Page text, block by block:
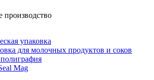
упаковка
для молочных продуктов и соков
Mag